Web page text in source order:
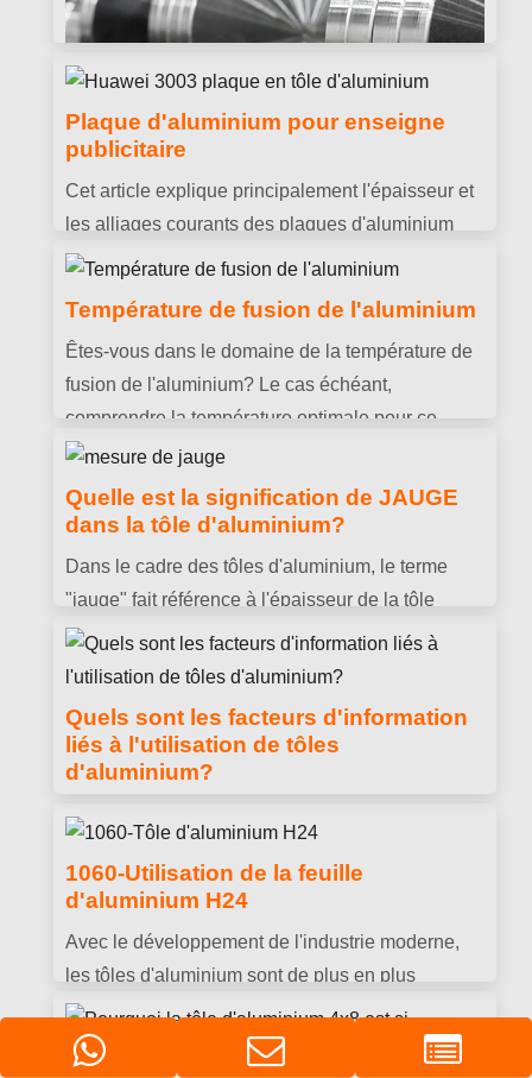
Densité de l'alliage d'aluminium
Introduction détaillée à la densité des alliages
d'aluminium et comment calculer la densité des
Plaque d'aluminium pour enseigne
publicitaire
Cet article explique principalement l'épaisseur et
les alliages courants des plaques d'aluminium
pour enseignes publicitaires
Température de fusion de l'aluminium
Êtes-vous dans le domaine de la température de
fusion de l'aluminium? Le cas échéant,
comprendre la température optimale pour ce
processus est crucial pour obtenir les meilleurs
résultats.
Quelle est la signification de JAUGE
dans la tôle d'aluminium?
Dans le cadre des tôles d'aluminium, le terme
"jauge" fait référence à l'épaisseur de la tôle
d'acier. Il s'agit d'une mesure de l'épaisseur de la
tôle et est généralement exprimée en termes de
Quels sont les facteurs d'information
liés à l'utilisation de tôles
d'aluminium?
Les feuilles d'aluminium sont largement utilisées
d'intérieur, électronique de conversation, centres
de transport, isolation thermique et anti-corrosion,
belle décoration, production automobile et
différents domaines.
1060-Utilisation de la feuille
d'aluminium H24
Avec le développement de l'industrie moderne,
les tôles d'aluminium sont de plus en plus
utilisées dans l'industrie. 1060-La tôle
d'aluminium H24 est largement utilisée dans